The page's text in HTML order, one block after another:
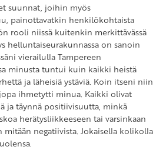
suunnat, joihin myös
painottavatkin henkilökohtaista
rooli niissä kuitenkin merkittävässä
helluntaiseurakunnassa on sanoin
vierailulla Tampereen
minusta tuntui kuin kaikki heistä
ja läheisiä ystäviä. Koin itseni niin
ihmetytti minua. Kaikki olivat
ja täynnä positiivisuutta, minkä
herätysliikkeeseen tai varsinkaan
negatiivista. Jokaisella kolikolla